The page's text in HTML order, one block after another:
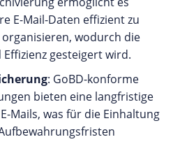
E-Mail-Daten effizient zu
wodurch die
gesteigert wird.
: GoBD-konforme
bieten eine langfristige
Mails, was für die Einhaltung